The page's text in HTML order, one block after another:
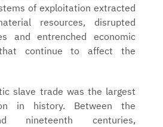
of exploitation extracted
resources, disrupted
and entrenched economic
that continue to affect the
slave trade was the largest
in history. Between the
nineteenth centuries,